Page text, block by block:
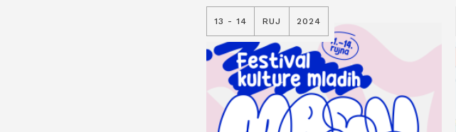
13 - 14 RUJ 2024